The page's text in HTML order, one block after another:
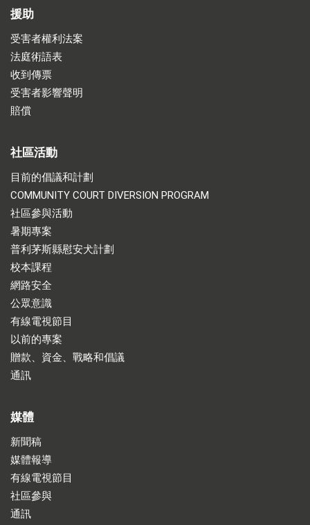
援助
受害者權利法案
法庭術語表
收到傳票
受害者影響聲明
賠償
社區活動
目前的倡議和計劃
COMMUNITY COURT DIVERSION PROGRAM
社區參與活動
暑期專案
普利茅斯縣慰安犬計劃
校本課程
網路安全
公眾意識
有線電視節目
以前的專案
贈款、資金、戰略和倡議
通訊
媒體
新聞稿
媒體報導
有線電視節目
社區參與
通訊